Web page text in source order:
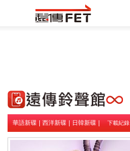
華語新碟 西洋新碟 日韓新碟 下載紀錄